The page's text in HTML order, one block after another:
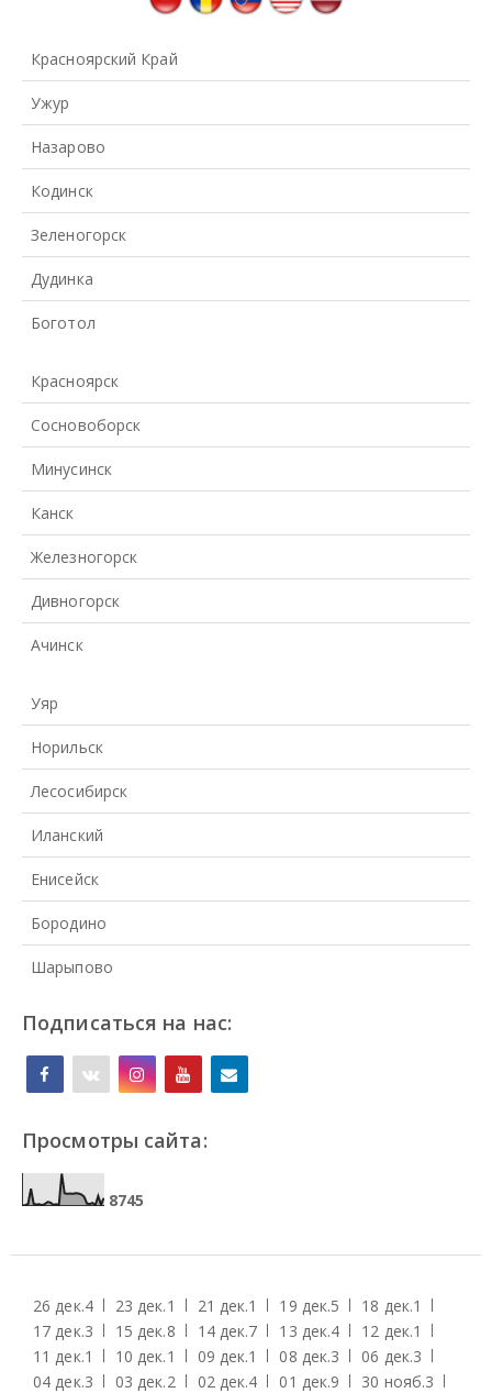
Красноярский Край
Ужур
Назарово
Кодинск
Зеленогорск
Дудинка
Боготол
Красноярск
Сосновоборск
Минусинск
Канск
Железногорск
Дивногорск
Ачинск
Уяр
Норильск
Лесосибирск
Иланский
Енисейск
Бородино
Шарыпово
Подписаться на нас:
Просмотры сайта:
8745
26 дек.4 23 дек.1 21 дек.1 19 дек.5 18 дек.1
17 дек.3 15 дек.8 14 дек.7 13 дек.4 12 дек.1
11 дек.1 10 дек.1 09 дек.1 08 дек.3 06 дек.3
04 дек.3 03 дек.2 02 дек.4 01 дек.9 30 нояб.3